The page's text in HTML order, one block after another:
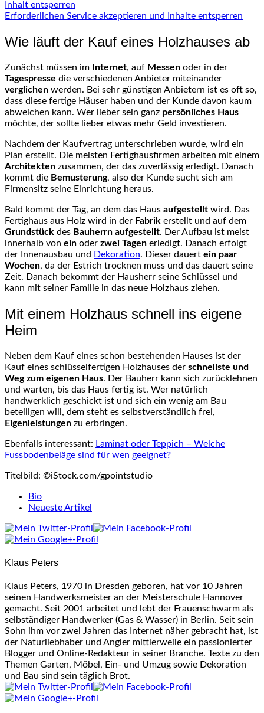
Inhalt entsperren
Erforderlichen Service akzeptieren und Inhalte entsperren
Wie läuft der Kauf eines Holzhauses ab
Zunächst müssen im Internet, auf Messen oder in der
Tagespresse die verschiedenen Anbieter miteinander
verglichen werden. Bei sehr günstigen Anbietern ist es oft so,
dass diese fertige Häuser haben und der Kunde davon kaum
abweichen kann. Wer lieber sein ganz persönliches Haus
möchte, der sollte lieber etwas mehr Geld investieren.
Nachdem der Kaufvertrag unterschrieben wurde, wird ein
Plan erstellt. Die meisten Fertighausfirmen arbeiten mit einem
Architekten zusammen, der das zuverlässig erledigt. Danach
kommt die Bemusterung, also der Kunde sucht sich am
Firmensitz seine Einrichtung heraus.
Bald kommt der Tag, an dem das Haus aufgestellt wird. Das
Fertighaus aus Holz wird in der Fabrik erstellt und auf dem
Grundstück des Bauherrn aufgestellt. Der Aufbau ist meist
innerhalb von ein oder zwei Tagen erledigt. Danach erfolgt
der Innenausbau und Dekoration. Dieser dauert ein paar
Wochen, da der Estrich trocknen muss und das dauert seine
Zeit. Danach bekommt der Hausherr seine Schlüssel und
kann mit seiner Familie in das neue Holzhaus ziehen.
Mit einem Holzhaus schnell ins eigene
Heim
Neben dem Kauf eines schon bestehenden Hauses ist der
Kauf eines schlüsselfertigen Holzhauses der schnellste und
Weg zum eigenen Haus. Der Bauherr kann sich zurücklehnen
und warten, bis das Haus fertig ist. Wer natürlich
handwerklich geschickt ist und sich ein wenig am Bau
beteiligen will, dem steht es selbstverständlich frei,
Eigenleistungen zu erbringen.
Ebenfalls interessant: Laminat oder Teppich – Welche
Fussbodenbeläge sind für wen geeignet?
Titelbild: ©iStock.com/gpointstudio
following
tabs
change
below.
Bio
Neueste Artikel
Klaus Peters
Klaus Peters, 1970 in Dresden geboren, hat vor 10 Jahren
seinen Handwerksmeister an der Meisterschule Hannover
gemacht. Seit 2001 arbeitet und lebt der Frauenschwarm als
selbständiger Handwerker (Gas & Wasser) in Berlin. Seit sein
Sohn ihm vor zwei Jahren das Internet näher gebracht hat, ist
der Naturliebhaber und Angler mittlerweile ein passionierter
Blogger und Online-Redakteur in seiner Branche. Texte zu den
Themen Garten, Möbel, Ein- und Umzug sowie Dekoration
und Bau sind sein täglich Brot.